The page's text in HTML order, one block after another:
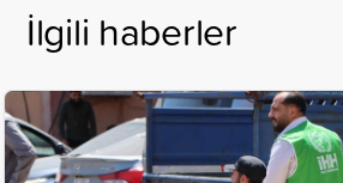
İlgili haberler